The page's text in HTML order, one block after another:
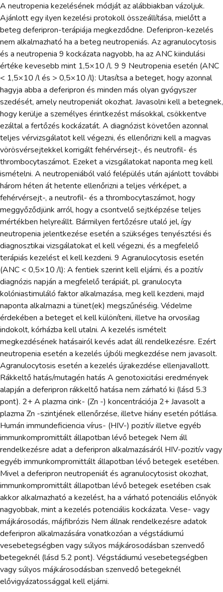
A neutropenia kezelésének módját az alábbiakban vázoljuk.
Ajánlott egy ilyen kezelési protokoll összeállítása, mielőtt a
beteg deferipron-terápiája megkezdődne. Deferipron-kezelés
nem alkalmazható ha a beteg neutropeniás. Az agranulocytosis
és a neutropenia 9 kockázata nagyobb, ha az ANC kiindulási
értéke kevesebb mint 1,5×10 /l. 9 9 Neutropenia esetén (ANC
< 1,5×10 /l és > 0,5×10 /l): Utasítsa a beteget, hogy azonnal
hagyja abba a deferipron és minden más olyan gyógyszer
szedését, amely neutropeniát okozhat. Javasolni kell a betegnek,
hogy kerülje a személyes érintkezést másokkal, csökkentve
ezáltal a fertőzés kockázatát. A diagnózist követően azonnal
teljes vérvizsgálatot kell végezni, és ellenőrizni kell a magvas
vörösvérsejtekkel korrigált fehérvérsejt-, és neutrofil- és
thrombocytaszámot. Ezeket a vizsgálatokat naponta meg kell
ismételni. A neutropeniából való felépülés után ajánlott további
három héten át hetente ellenőrizni a teljes vérképet, a
fehérvérsejt-, a neutrofil- és a thrombocytaszámot, hogy
meggyőződjünk arról, hogy a csontvelő sejtképzése teljes
mértékben helyreállt. Bármilyen fertőzésre utaló jel, így
neutropenia jelentkezése esetén a szükséges tenyésztési és
diagnosztikai vizsgálatokat el kell végezni, és a megfelelő
terápiás kezelést el kell kezdeni. 9 Agranulocytosis esetén
(ANC < 0,5×10 /l): A fentiek szerint kell eljárni, és a pozitív
diagnózis napján a megfelelő terápiát, pl. granulocyta
kolóniastimuláló faktor alkalmazása, meg kell kezdeni, majd
naponta alkalmazni a tünet(ek) megszűnéséig. Védelme
érdekében a beteget el kell különíteni, illetve ha orvosilag
indokolt, kórházba kell utalni. A kezelés ismételt
megkezdésének hatásairól kevés adat áll rendelkezésre. Ezért
neutropenia esetén a kezelés újbóli megkezdése nem javasolt.
Agranulocytosis esetén a kezelés újrakezdése ellenjavallott.
Rákkeltő hatás/mutagén hatás A genotoxicitási eredmények
alapján a deferipron rákkeltő hatása nem zárható ki (lásd 5.3
pont). 2+ A plazma cink- (Zn -) koncentrációja 2+ Javasolt a
plazma Zn -szintjének ellenőrzése, illetve hiány esetén pótlása.
Humán immundeficiencia vírus- (HIV-) pozitív illetve egyéb
immunkompromittált állapotban lévő betegek Nem áll
rendelkezésre adat a deferipron alkalmazásáról HIV-pozitív vagy
egyéb immunkompromittált állapotban lévő betegek esetében.
Mivel a deferipron neutropeniát és agranulocytosist okozhat,
immunkompromittált állapotban lévő betegek esetében csak
akkor alkalmazható a kezelést, ha a várható potenciális előnyök
nagyobbak, mint a kezelés potenciális kockázata. Vese- vagy
májkárosodás, májfibrózis Nem állnak rendelkezésre adatok
deferipron alkalmazására vonatkozóan a végstádiumú
vesebetegségben vagy súlyos májkárosodásban szenvedő
betegeknél (lásd 5.2 pont). Végstádiumú vesebetegségben
vagy súlyos májkárosodásban szenvedő betegeknél
elővigyázatossággal kell eljárni.